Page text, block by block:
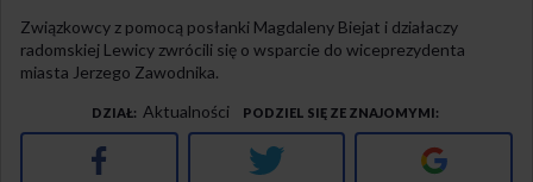
Związkowcy z pomocą posłanki Magdaleny Biejat i działaczy
radomskiej Lewicy zwrócili się o wsparcie do wiceprezydenta
miasta Jerzego Zawodnika.
DZIAŁ Aktualności PODZIEL SIĘ ZE ZNAJOMYMI
Facebook Twitter Google+